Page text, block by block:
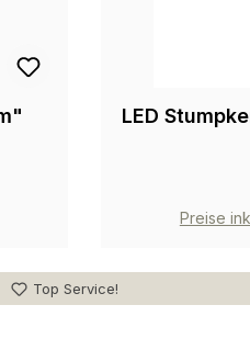
LED
Preise
Top Service!